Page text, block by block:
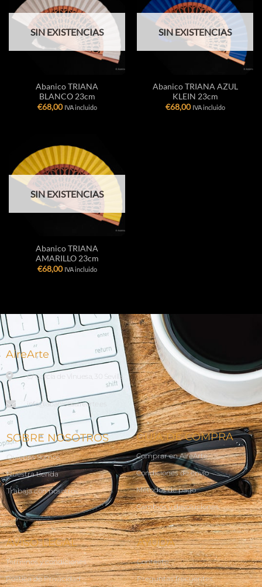
SIN EXISTENCIAS
Abanico TRIANA
BLANCO 23cm
€68,00 IVA incluido
SIN EXISTENCIAS
Abanico TRIANA AZUL
KLEIN 23cm
€68,00 IVA incluido
SIN EXISTENCIAS
Abanico TRIANA
AMARILLO 23cm
€68,00 IVA incluido
AireArte
C/ García de Vinuesa, 30 Sevilla
info@abanicosairearte.es
SOBRE NOSOTROS
Quienes Somos
Nuestra tienda
Trabaja con nosotros
GUÍA DE COMPRA
Comprar en AireArte
Condiciones de envío
Métodos de pago
Cambios y devoluciones
AVISO LEGAL
Terminos y condiciones
Política de Privacidad
AYUDA
Contacto
Preguntas frecuentes